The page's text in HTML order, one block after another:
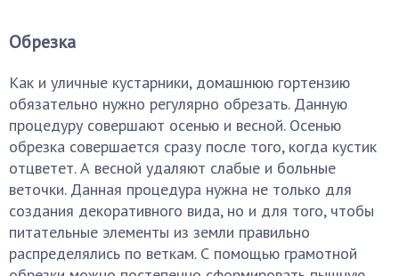
Обрезка
Как и уличные кустарники, домашнюю гортензию
обязательно нужно регулярно обрезать. Данную
процедуру совершают осенью и весной. Осенью
обрезка совершается сразу после того, когда кустик
отцветет. А весной удаляют слабые и больные
веточки. Данная процедура нужна не только для
создания декоративного вида, но и для того, чтобы
питательные элементы из земли правильно
распределялись по веткам. С помощью грамотной